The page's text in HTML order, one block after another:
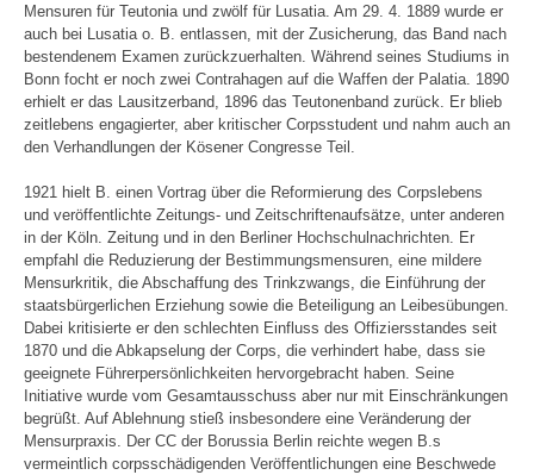
Mensuren für Teutonia und zwölf für Lusatia. Am 29. 4. 1889 wurde er
auch bei Lusatia o. B. entlassen, mit der Zusicherung, das Band nach
bestendenem Examen zurückzuerhalten. Während seines Studiums in
Bonn focht er noch zwei Contrahagen auf die Waffen der Palatia. 1890
erhielt er das Lausitzerband, 1896 das Teutonenband zurück. Er blieb
zeitlebens engagierter, aber kritischer Corpsstudent und nahm auch an
den Verhandlungen der Kösener Congresse Teil.
1921 hielt B. einen Vortrag über die Reformierung des Corpslebens
und veröffentlichte Zeitungs- und Zeitschriftenaufsätze, unter anderen
in der Köln. Zeitung und in den Berliner Hochschulnachrichten. Er
empfahl die Reduzierung der Bestimmungsmensuren, eine mildere
Mensurkritik, die Abschaffung des Trinkzwangs, die Einführung der
staatsbürgerlichen Erziehung sowie die Beteiligung an Leibesübungen.
Dabei kritisierte er den schlechten Einfluss des Offiziersstandes seit
1870 und die Abkapselung der Corps, die verhindert habe, dass sie
geeignete Führerpersönlichkeiten hervorgebracht haben. Seine
Initiative wurde vom Gesamtausschuss aber nur mit Einschränkungen
begrüßt. Auf Ablehnung stieß insbesondere eine Veränderung der
Mensurpraxis. Der CC der Borussia Berlin reichte wegen B.s
vermeintlich corpsschädigenden Veröffentlichungen eine Beschwede